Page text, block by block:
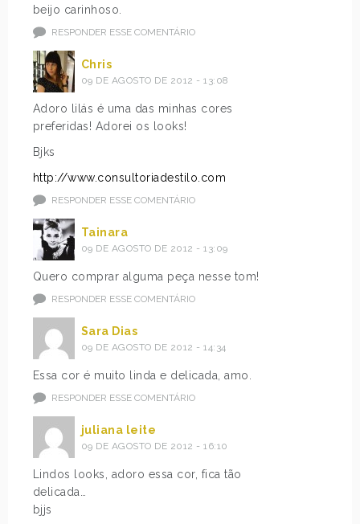
beijo carinhoso.
RESPONDER ESSE COMENTÁRIO
Chris
09 DE AGOSTO DE 2012 - 13:08
Adoro lilás é uma das minhas cores
preferidas! Adorei os looks!
Bjks
http://www.consultoriadestilo.com
RESPONDER ESSE COMENTÁRIO
Tainara
09 DE AGOSTO DE 2012 - 13:09
Quero comprar alguma peça nesse tom!
RESPONDER ESSE COMENTÁRIO
Sara Dias
09 DE AGOSTO DE 2012 - 14:34
Essa cor é muito linda e delicada, amo.
RESPONDER ESSE COMENTÁRIO
juliana leite
09 DE AGOSTO DE 2012 - 16:10
Lindos looks, adoro essa cor, fica tão
delicada…
bjjs